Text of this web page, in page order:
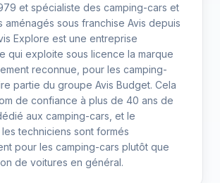
et spécialiste des camping-cars et
aménagés sous franchise Avis depuis
Explore est une entreprise
qui exploite sous licence la marque
reconnue, pour les camping-
partie du groupe Avis Budget. Cela
de confiance à plus de 40 ans de
aux camping-cars, et le
techniciens sont formés
pour les camping-cars plutôt que
de voitures en général.